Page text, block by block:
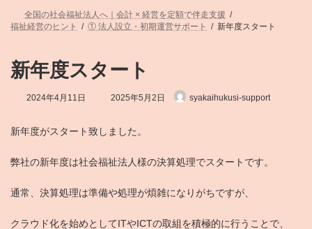
全国の社会福祉法人へ｜会計 × 経営を定額で伴走支援
福祉経営のヒント
① 法人設立・初期運営サポート 新年度スタート
新年度スタート
2024年4月11日
最
新
:
2025年5月2日 syakaihukusi-support
新年度がスタート致しました。
弊社の新年度は社会福祉法人様の決算処理でスタートです。
通常、決算処理は準備や処理が煩雑になりがちですが、
クラウド化を始めとしてITやICTの取組を積極的に行うことで、